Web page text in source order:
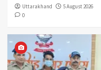
Uttarakhand
5 August 2026
0